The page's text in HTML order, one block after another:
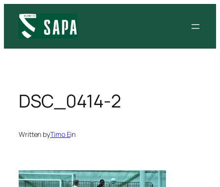
sisältöön
DSC_0414-2
Written byTimo Ein